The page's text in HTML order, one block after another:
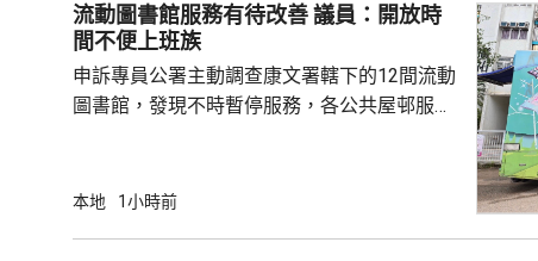
切協助。 受事故影響，福蔭道部分...
流動圖書館服務有待改善 議員：開放時
間不便上班族
申訴專員公署主動調查康文署轄下的12間流動
圖書館，發現不時暫停服務，各公共屋邨服務
法會議員李家駒，在一個電台節目表示，現時
本地 1小時前